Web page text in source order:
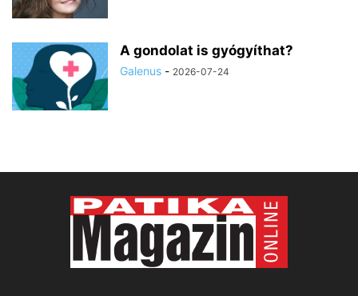
A gondolat is gyógyíthat?
Galenus - 2026-07-24